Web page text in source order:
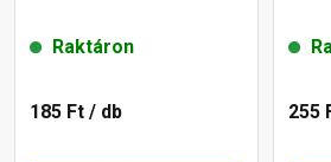
Raktáron
185 Ft / db 255